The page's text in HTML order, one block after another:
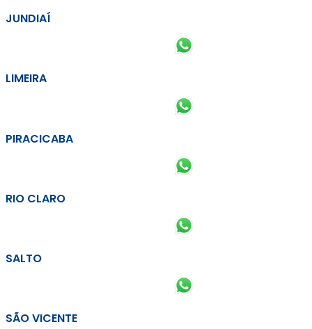
JUNDIAÍ
LIMEIRA
PIRACICABA
RIO CLARO
SALTO
SÃO VICENTE